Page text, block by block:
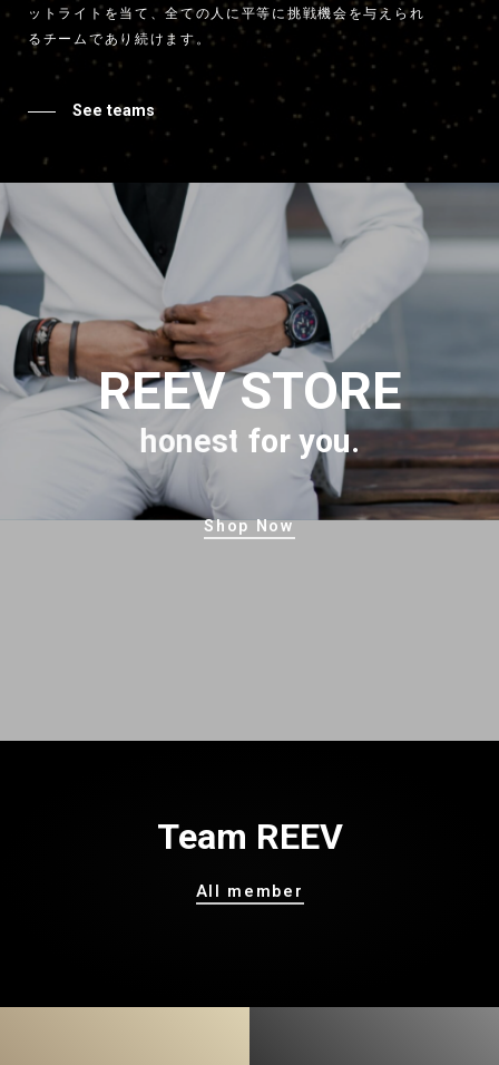
ットライトを当て、全ての人に平等に挑戦機会を与えられ
るチームであり続けます。
See teams
REEV STORE
honest for you.
Shop Now
Team REEV
All member